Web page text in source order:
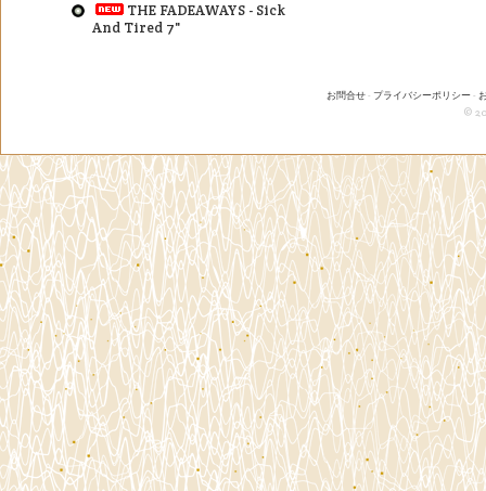
THE FADEAWAYS - Sick
And Tired 7"
お問合せ- プライバシーポリシー-
©